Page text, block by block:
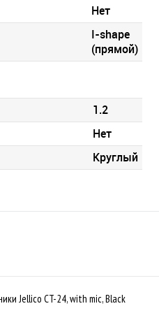
Нет
I-shape
(прямой)
1.2
Нет
Круглый
Jellico CT-24, with mic, Black